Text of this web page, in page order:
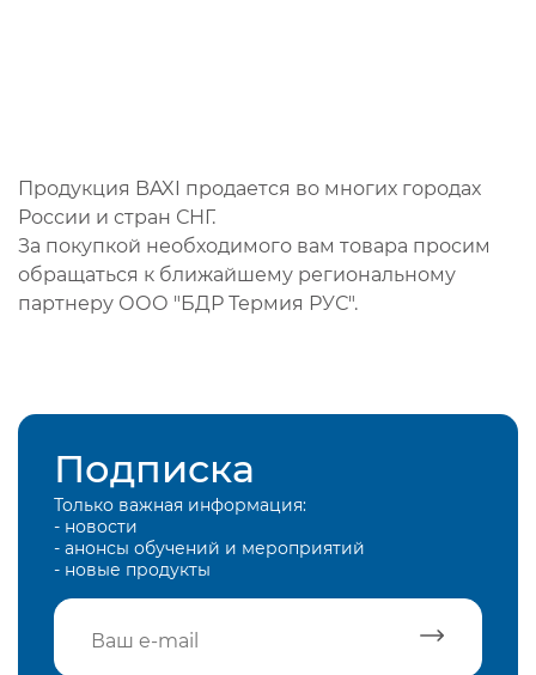
Продукция BAXI продается во многих городах
России и стран СНГ.
За покупкой необходимого вам товара просим
обращаться к ближайшему региональному
партнеру ООО "БДР Термия РУС".
Подписка
Только важная информация:
- новости
- анонсы обучений и мероприятий
- новые продукты